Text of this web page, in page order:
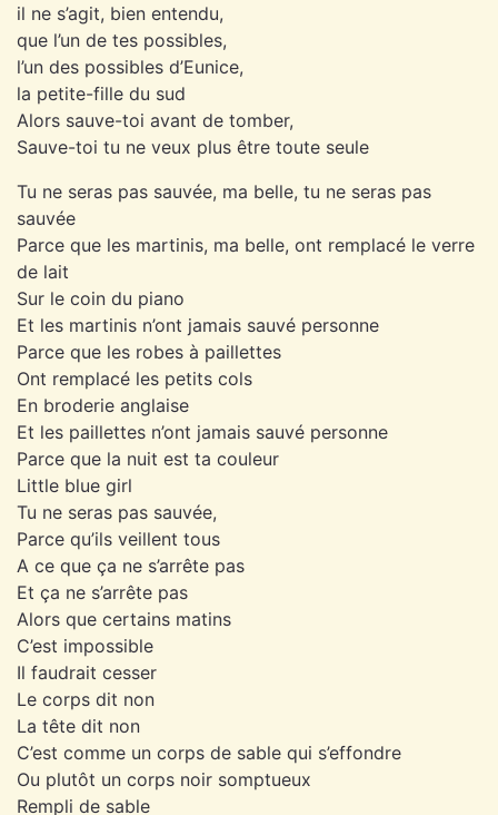
il ne s’agit, bien entendu,
que l’un de tes possibles,
l’un des possibles d’Eunice,
la petite-fille du sud
Alors sauve-toi avant de tomber,
Sauve-toi tu ne veux plus être toute seule
Tu ne seras pas sauvée, ma belle, tu ne seras pas
sauvée
Parce que les martinis, ma belle, ont remplacé le verre
de lait
Sur le coin du piano
Et les martinis n’ont jamais sauvé personne
Parce que les robes à paillettes
Ont remplacé les petits cols
En broderie anglaise
Et les paillettes n’ont jamais sauvé personne
Parce que la nuit est ta couleur
Little blue girl
Tu ne seras pas sauvée,
Parce qu’ils veillent tous
A ce que ça ne s’arrête pas
Et ça ne s’arrête pas
Alors que certains matins
C’est impossible
Il faudrait cesser
Le corps dit non
La tête dit non
C’est comme un corps de sable qui s’effondre
Ou plutôt un corps noir somptueux
Rempli de sable